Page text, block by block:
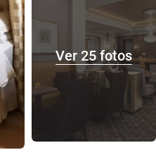
Ver 25 fotos